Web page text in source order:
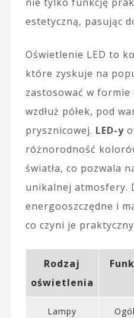
estetyczną, pasując
Oświetlenie LED to
które zyskuje na
zastosować w
wzdłuż półek, pod
prysznicowej. LED-y
różnorodność
światła, co pozwala
unikalnej atmosfery.
energooszczędne i
co czyni je
Rodzaj
oświetlenia
Lampy